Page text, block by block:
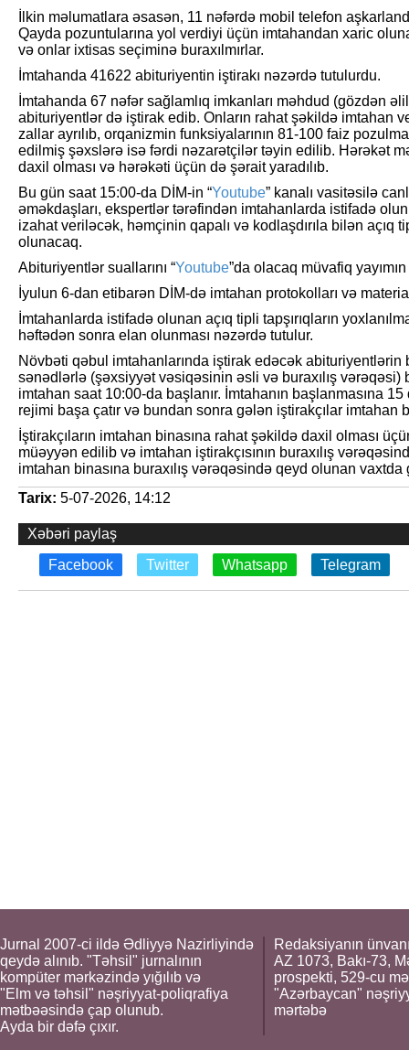
İlkin məlumatlara əsasən, 11 nəfərdə mobil telefon
Qayda pozuntularına yol verdiyi üçün imtahandan xaric
və onlar ixtisas seçiminə buraxılmırlar.
İmtahanda 41622 abituriyentin iştirakı nəzərdə tutulurdu.
İmtahanda 67 nəfər sağlamlıq imkanları məhdud (gözdən
abituriyentlər də iştirak edib. Onların rahat şəkildə imtahan
zallar ayrılıb, orqanizmin funksiyalarının 81-100 faiz
edilmiş şəxslərə isə fərdi nəzarətçilər təyin edilib. Hərəkət
daxil olması və hərəkəti üçün də şərait yaradılıb.
Bu gün saat 15:00-da DİM-in “Youtube” kanalı vasitəsilə
əməkdaşları, ekspertlər tərəfindən imtahanlarda istifadə
izahat veriləcək, həmçinin qapalı və kodlaşdırıla bilən açıq
olunacaq.
Abituriyentlər suallarını “Youtube”da olacaq müvafiq
İyulun 6-dan etibarən DİM-də imtahan protokolları və
İmtahanlarda istifadə olunan açıq tipli tapşırıqların
həftədən sonra elan olunması nəzərdə tutulur.
Növbəti qəbul imtahanlarında iştirak edəcək abituriyentlərin
sənədlərlə (şəxsiyyət vəsiqəsinin əsli və buraxılış
imtahan saat 10:00-da başlanır. İmtahanın başlanmasına
rejimi başa çatır və bundan sonra gələn iştirakçılar imtahan
İştirakçıların imtahan binasına rahat şəkildə daxil olması
müəyyən edilib və imtahan iştirakçısının buraxılış
imtahan binasına buraxılış vərəqəsində qeyd olunan
Tarix: 5-07-2026, 14:12
Xəbəri paylaş
Facebook
Twitter Whatsapp Telegram
Jurnal 2007-ci ildə Ədliyyə Nazirliyində
qeydə alınıb. "Təhsil" jurnalının
kompüter mərkəzində yığılıb və
"Elm və təhsil" nəşriyyat-poliqrafiya
mətbəəsində çap olunub.
Ayda bir dəfə çıxır.
Redaksiyanın
AZ 1073, Bakı-73,
prospekti, 529-cu
"Azərbaycan"
mərtəbə